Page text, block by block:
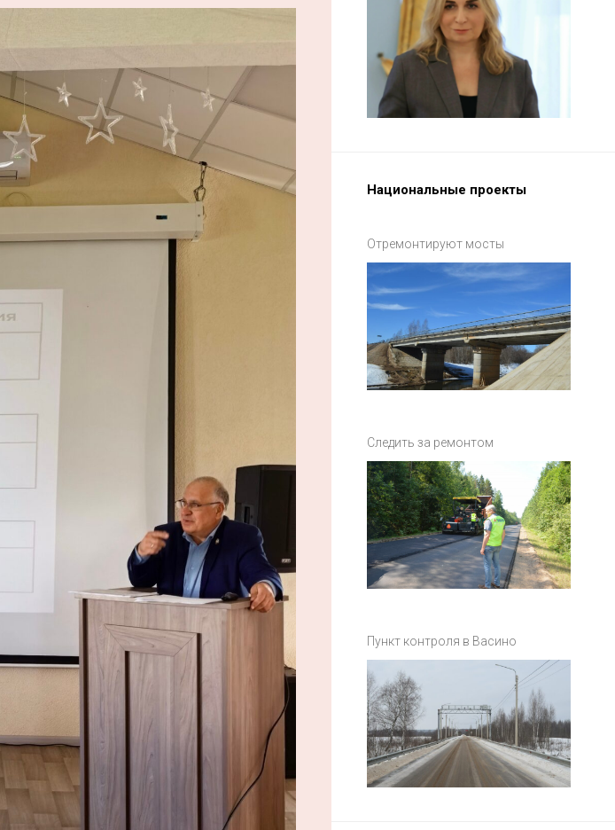
Национальные проекты
Отремонтируют мосты
Следить за ремонтом
Пункт контроля в Васино